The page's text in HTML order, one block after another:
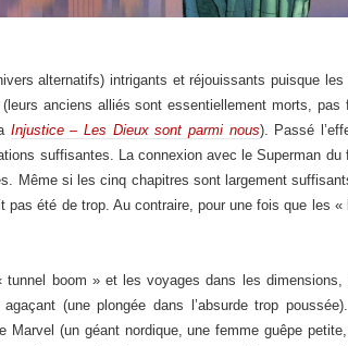
alternatifs) intrigants et réjouissants puisque
anciens alliés sont essentiellement morts,
Injustice – Les Dieux sont parmi nous). Passé
suffisantes. La connexion avec le Superman
Même si les cinq chapitres sont largement
pas été de trop. Au contraire, pour une fois que les
tunnel boom » et les voyages dans les
(une plongée dans l’absurde trop
(un géant nordique, une femme guêpe